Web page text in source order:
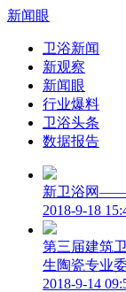
新闻眼
卫浴新闻
新观察
新闻眼
行业爆料
卫浴头条
数据报告
新卫浴网——
2018-9-18
第三届建筑
生陶瓷专业
2018-9-14